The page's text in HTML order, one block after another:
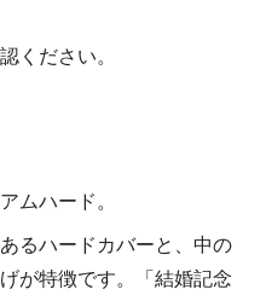
ください。
ムハード。
るハードカバーと、中の
が特徴です。「結婚記念